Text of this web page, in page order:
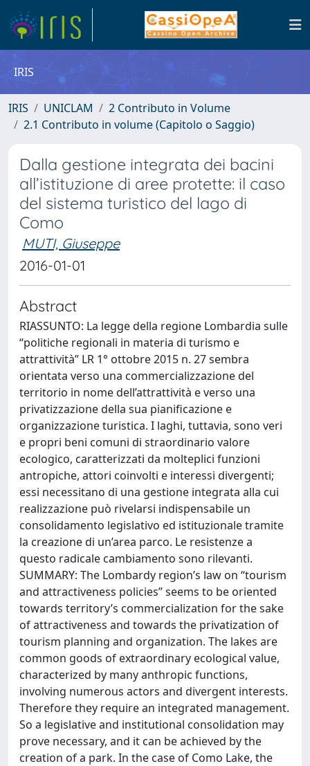
IRIS
IRIS UNICLAM
2 Contributo in Volume
2.1 Contributo in volume (Capitolo o Saggio)
Dalla gestione integrata dei bacini
all’istituzione di aree protette: il caso
del sistema turistico del lago di
Como
MUTI, Giuseppe
2016-01-01
Abstract
RIASSUNTO: La legge della regione Lombardia sulle
“politiche regionali in materia di turismo e
attrattività” LR 1° ottobre 2015 n. 27 sembra
orientata verso una commercializzazione del
territorio in nome dell’attrattività e verso una
privatizzazione della sua pianificazione e
organizzazione turistica. I laghi, tuttavia, sono veri
e propri beni comuni di straordinario valore
ecologico, caratterizzati da molteplici funzioni
antropiche, attori coinvolti e interessi divergenti;
essi necessitano di una gestione integrata alla cui
realizzazione può rivelarsi indispensabile un
consolidamento legislativo ed istituzionale tramite
la creazione di un’area parco. Le resistenze a
questo radicale cambiamento sono rilevanti.
SUMMARY: The Lombardy region’s law on “tourism
and attractiveness policies” seems to be oriented
towards territory’s commercialization for the sake
of attractiveness and towards the privatization of
tourism planning and organization. The lakes are
common goods of extraordinary ecological value,
characterized by many anthropic functions,
involving numerous actors and divergent interests.
Therefore they require an integrated management.
So a legislative and institutional consolidation may
prove necessary, and it can be achieved by the
creation of a park. In the case of Como Lake, the